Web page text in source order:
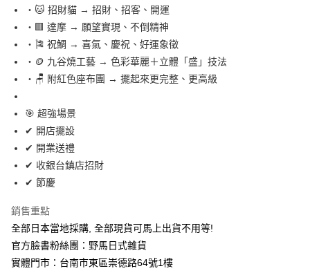
全家取貨付款
每筆NT$65，滿NT$999(含以上)免運費
付款後全家取貨
每筆NT$65，滿NT$999(含以上)免運費
7-11取貨付款
每筆NT$65，滿NT$999(含以上)免運費
付款後7-11取貨
宅配
・🐱 招財貓 → 招財、招客、開運
・🟥 達摩 → 願望實現、不倒精神
・🎏 祝鯛 → 喜氣、慶祝、好運象徵
・🪙 九谷燒工藝 → 色彩華麗＋立體「盛」技法
・🪑 附紅色座布團 → 擺起來更完整、更高級
🎯 超強場景
✔ 開店擺設
✔ 開業送禮
✔ 收銀台鎮店招財
✔ 節慶
銷售重點
全部日本當地採購, 全部現貨可馬上出貨不用等!
官方臉書粉絲團：野馬日式雜貨
實體門市：台南市東區崇德路64號1樓